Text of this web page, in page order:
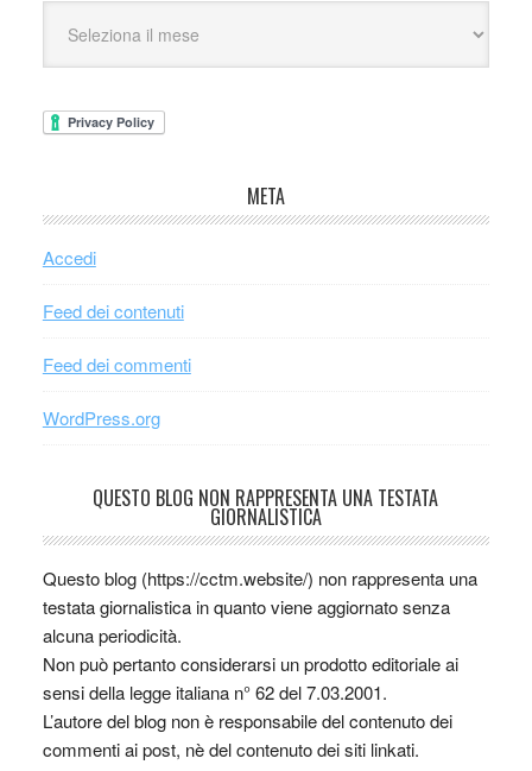
META
Accedi
Feed dei contenuti
Feed dei commenti
WordPress.org
QUESTO BLOG NON RAPPRESENTA UNA TESTATA
GIORNALISTICA
Questo blog (https://cctm.website/) non rappresenta una
testata giornalistica in quanto viene aggiornato senza
alcuna periodicità.
Non può pertanto considerarsi un prodotto editoriale ai
sensi della legge italiana n° 62 del 7.03.2001.
L’autore del blog non è responsabile del contenuto dei
commenti ai post, nè del contenuto dei siti linkati.